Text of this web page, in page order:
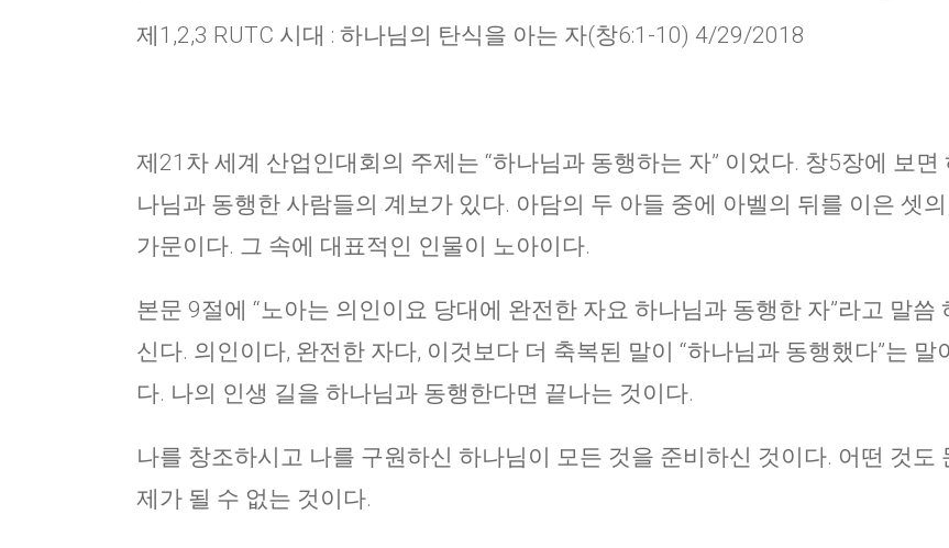
제1,2,3 RUTC 시대 : 하나님의 탄식을 아는 자(창6:1-10) 4/29/2018
제21차 세계 산업인대회의 주제는 “하나님과 동행하는 자” 이었다. 창5장에 보면
나님과 동행한 사람들의 계보가 있다. 아담의 두 아들 중에 아벨의 뒤를 이은 셋의
가문이다. 그 속에 대표적인 인물이 노아이다.
본문 9절에 “노아는 의인이요 당대에 완전한 자요 하나님과 동행한 자”라고 말씀
신다. 의인이다, 완전한 자다, 이것보다 더 축복된 말이 “하나님과 동행했다”는 말
다. 나의 인생 길을 하나님과 동행한다면 끝나는 것이다.
나를 창조하시고 나를 구원하신 하나님이 모든 것을 준비하신 것이다. 어떤 것도
제가 될 수 없는 것이다.